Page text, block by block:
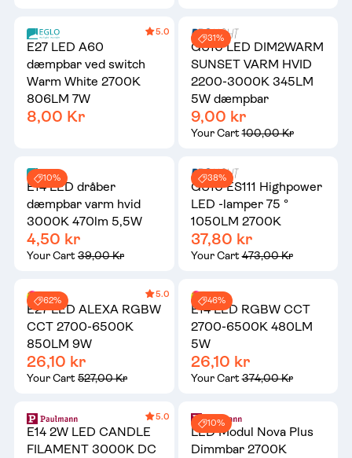
5.0
E27 LED A60
dæmpbar ved switch
Warm White 2700K
806LM 7W
8,00 Kr
31%
GU10 LED DIM2WARM
SUNSET VARM HVID
2200-3000K 345LM
5W dæmpbar
9,00 kr
Your Cart100,00 Kr
10%
E14 LED dråber
dæmpbar varm hvid
3000K 470lm 5,5W
4,50 kr
Your Cart39,00 Kr
38%
GU10 ES111 Highpower
LED -lamper 75 °
1050LM 2700K
37,80 kr
Your Cart473,00 Kr
62%
5.0
E27 LED ALEXA RGBW
CCT 2700-6500K
850LM 9W
26,10 kr
Your Cart527,00 Kr
46%
E14 LED RGBW CCT
2700-6500K 480LM
5W
26,10 kr
Your Cart374,00 Kr
5.0
E14 2W LED CANDLE
FILAMENT 3000K DC
10%
LED Modul Nova Plus
Dimmbar 2700K